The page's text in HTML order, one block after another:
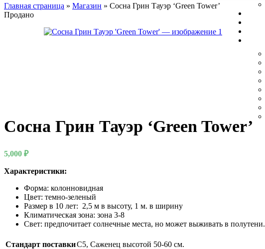
Главная страница » Магазин » Сосна Грин Тауэр ‘Green Tower’
Продано
Сосна Грин Тауэр ‘Green Tower’
5,000 ₽
Характеристики:
Форма: колонновидная
Цвет: темно-зеленый
Размер в 10 лет: 2,5 м в высоту, 1 м. в ширину
Климатическая зона: зона 3-8
Свет: предпочитает солнечные места, но может выживать в полутени.
Стандарт поставкиC5, Саженец высотой 50-60 см.